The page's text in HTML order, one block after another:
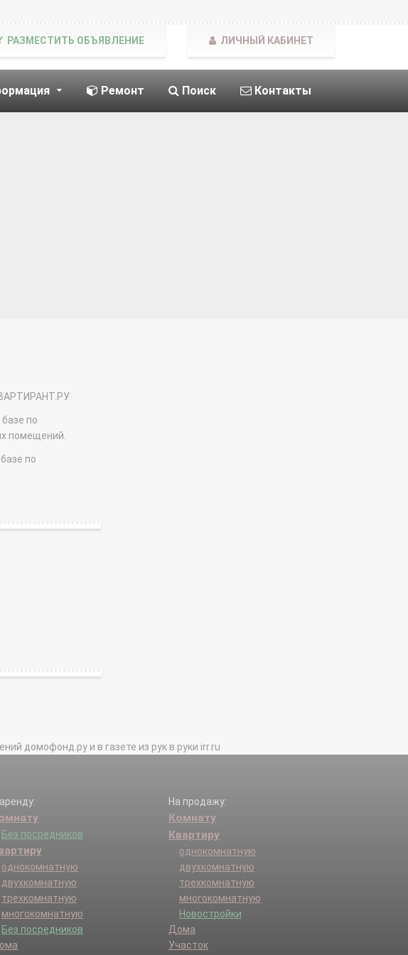
Ремонт Поиск Контакты
РАЗМЕСТИТЬ ОБЪЯВЛЕНИЕ ЛИЧНЫЙ КАБИНЕТ
по
помещений.
по
домофонд.ру и в газете из рук в руки irr.ru
Без посредников
однокомнатную
двухкомнатную
трехкомнатную
многокомнатную
Без посредников
На продажу:
Комнату
Квартиру
однокомнатную
двухкомнатную
трехкомнатную
многокомнатную
Новостройки
Дома
Участок